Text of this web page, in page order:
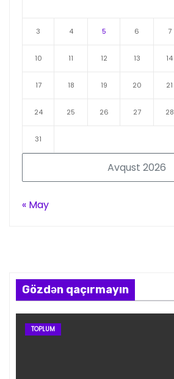
Avqust 2026
3 4 5 6 7
10 11 12 13 14
17 18 19 20 21
24 25 26 27 28
31
« May
Gözdən qaçırmayın
TOPLUM